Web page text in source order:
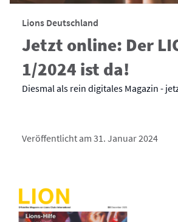
Lions Deutschland
Jetzt online: Der
1/2024 ist da!
Diesmal als rein digitales Magazin -
Veröffentlicht am 31. Januar 2024